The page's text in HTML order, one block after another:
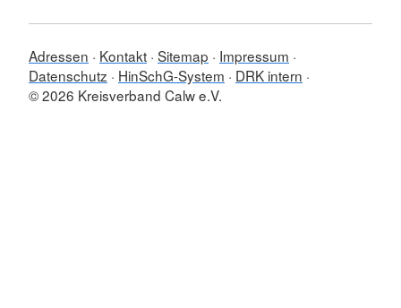
Adressen Kontakt Sitemap
Impressum
Datenschutz
HinSchG-System
DRK intern
© 2026 Kreisverband Calw e.V.